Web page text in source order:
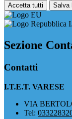
Accetta tutti Salva
Sezione
Contatti
I.T.E.T. VARESE
VIA
Tel: